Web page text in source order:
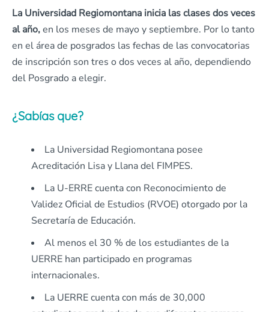
La Universidad Regiomontana inicia las clases dos veces
al año,en los meses de mayo y septiembre. Por lo tanto
en el área de posgrados las fechas de las convocatorias
de inscripción son tres o dos veces al año, dependiendo
del Posgrado a elegir.
¿Sabías que?
La Universidad Regiomontana posee
Acreditación Lisa y Llana del FIMPES.
La U-ERRE cuenta con Reconocimiento de
Validez Oficial de Estudios (RVOE) otorgado por la
Secretaría de Educación.
Al menos el 30 % de los estudiantes de la
UERRE han participado en programas
internacionales.
La UERRE cuenta con más de 30,000